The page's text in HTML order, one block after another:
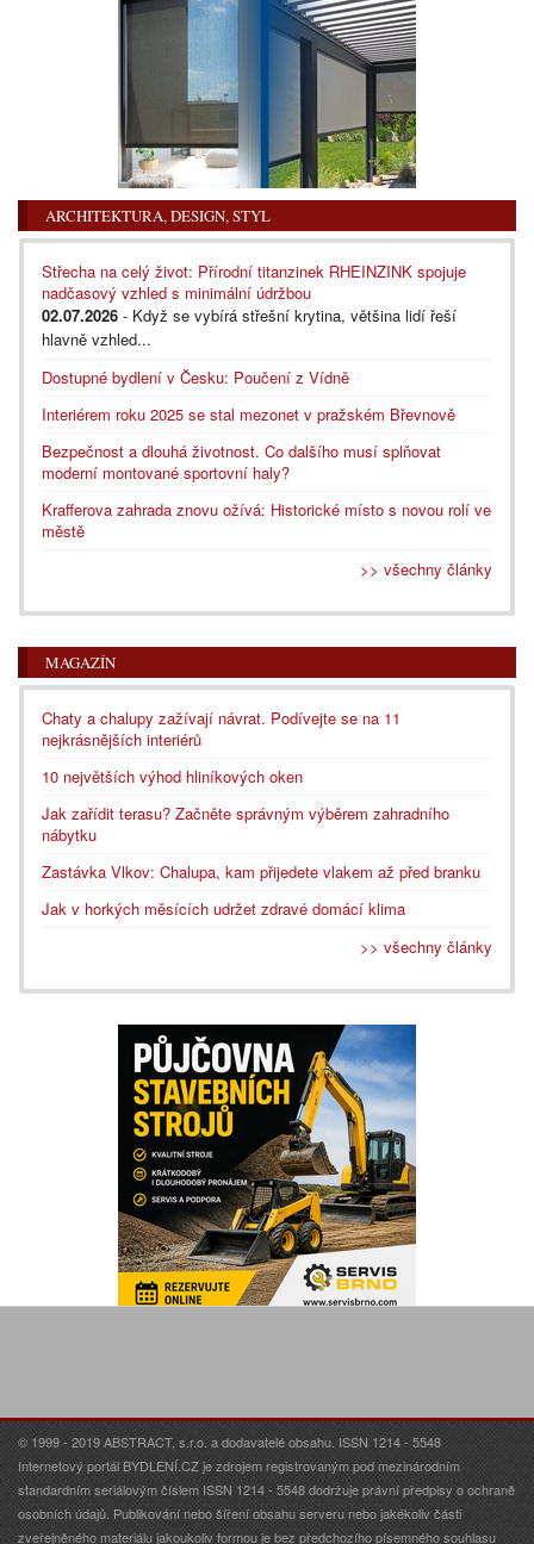
ARCHITEKTURA, DESIGN, STYL
Střecha na celý život: Přírodní titanzinek RHEINZINK spojuje
nadčasový vzhled s minimální údržbou
02.07.2026 - Když se vybírá střešní krytina, většina lidí řeší
hlavně vzhled...
Dostupné bydlení v Česku: Poučení z Vídně
Interiérem roku 2025 se stal mezonet v pražském Břevnově
Bezpečnost a dlouhá životnost. Co dalšího musí splňovat
moderní montované sportovní haly?
Krafferova zahrada znovu ožívá: Historické místo s novou rolí ve
městě
>> všechny články
MAGAZÍN
Chaty a chalupy zažívají návrat. Podívejte se na 11
nejkrásnějších interiérů
10 největších výhod hliníkových oken
Jak zařídit terasu? Začněte správným výběrem zahradního
nábytku
Zastávka Vlkov: Chalupa, kam přijedete vlakem až před branku
Jak v horkých měsících udržet zdravé domácí klima
>> všechny články
© 1999 - 2019 ABSTRACT, s.r.o. a dodavatelé obsahu. ISSN 1214 - 5548
Internetový portál BYDLENÍ.CZ je zdrojem registrovaným pod mezinárodním
standardním seriálovým číslem ISSN 1214 - 5548 dodržuje právní předpisy o ochraně
osobních údajů. Publikování nebo šíření obsahu serveru nebo jakékoliv části
zveřejněného materiálu jakoukoliv formou je bez předchozího písemného souhlasu